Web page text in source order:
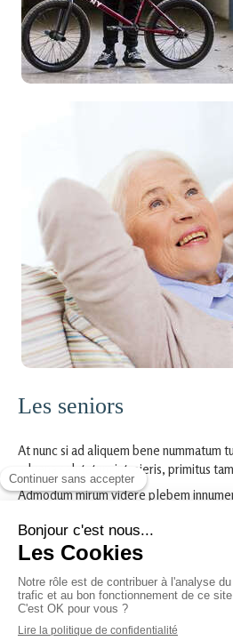
Les seniors
At nunc si ad aliquem bene nummatum
advena salutatum introieris, primitus
Admodum mirum videre plebem
quodam infuso cum dimicationum
similiaque memorabile nihil vel serium
redeundum ad textum.Et quoniam